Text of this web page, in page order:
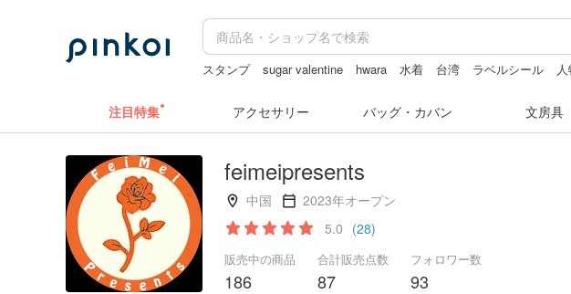
スタンプ sugar valentine hwara 水着 台湾 ラベルシール
注目特集 アクセサリー バッグ・カバン 文房具
feimeipresents
中国
2023年オープン
5.0 (28)
販売中の商品
186
合計販売点数
87
フォロワー数
93